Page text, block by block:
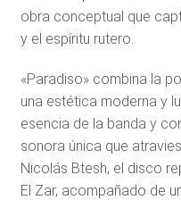
obra conceptual que
y el espíritu rutero.
«Paradiso» combina la
una estética moderna y
esencia de la banda y
sonora única que
Nicolás Btesh, el disco
El Zar, acompañado de